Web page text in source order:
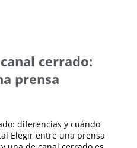
cerrado:
prensa
diferencias y cuándo
Elegir entre una prensa